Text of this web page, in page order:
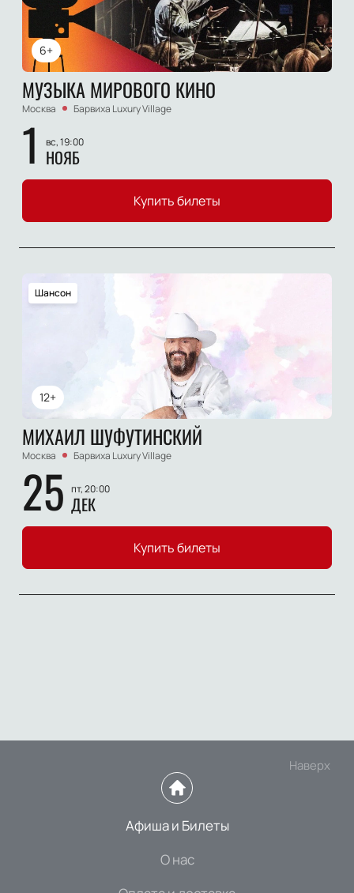
6+
МУЗЫКА МИРОВОГО КИНО
Москва Барвиха Luxury Village
1 вс, 19:00
НОЯБ
Купить билеты
12+
Шансон
МИХАИЛ ШУФУТИНСКИЙ
Москва Барвиха Luxury Village
25 пт, 20:00
ДЕК
Купить билеты
Наверх
Афиша и Билеты
О нас